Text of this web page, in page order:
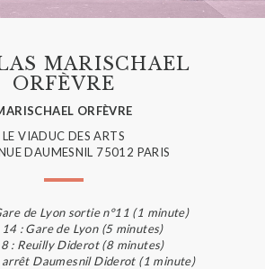
MARISCHAEL
ORFÈVRE
ORFÈVRE
LE VIADUC DES ARTS
DAUMESNIL 75012 PARIS
de Lyon sortie n°11 (1 minute)
: Gare de Lyon (5 minutes)
: Reuilly Diderot (8 minutes)
arrêt Daumesnil Diderot (1 minute)